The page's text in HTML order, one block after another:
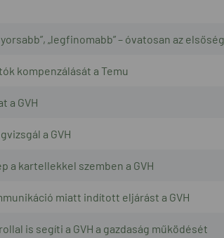
„legfinomabb” – óvatosan az
kompenzálását a Temu
a GVH
a GVH
a kartellekkel szemben a GVH
miatt indított eljárást a GVH
is segíti a GVH a gazdaság működését